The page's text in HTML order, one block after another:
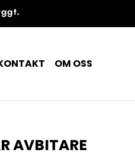
OM OSS
AVBITARE